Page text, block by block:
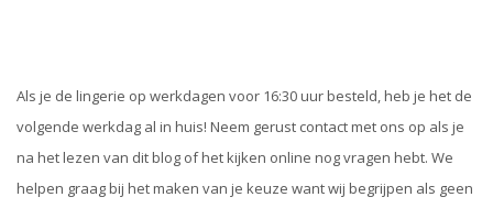
Als je de lingerie op werkdagen voor 16:30 uur besteld, heb je het de
volgende werkdag al in huis! Neem gerust contact met ons op als je
na het lezen van dit blog of het kijken online nog vragen hebt. We
helpen graag bij het maken van je keuze want wij begrijpen als geen